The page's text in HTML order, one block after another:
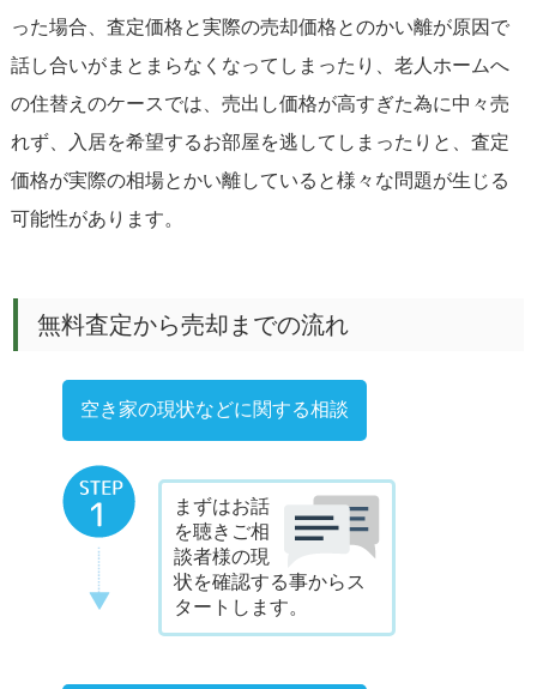
った場合、査定価格と実際の売却価格とのかい離が原因で
話し合いがまとまらなくなってしまったり、老人ホームへ
の住替えのケースでは、売出し価格が高すぎた為に中々売
れず、入居を希望するお部屋を逃してしまったりと、査定
価格が実際の相場とかい離していると様々な問題が生じる
可能性があります。
無料査定から売却までの流れ
空き家の現状などに関する相談
まずはお話
を聴きご相
談者様の現
状を確認する事からス
タートします。